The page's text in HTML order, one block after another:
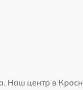
Наш центр в